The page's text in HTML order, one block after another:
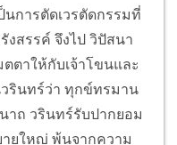
นการตัดเวรตัดกรรมที่
งสรรค์ จึงไป วิปัสนา
ตาให้กับเจ้าโขนและ
รินทร์ว่า ทุกข์ทรมาน
าถ วรินทร์รับปากยอม
ายใหญ่ พ้นจากความ